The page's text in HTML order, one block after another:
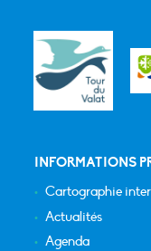
INFORMATIONS
Cartographie
Actualités
Agenda